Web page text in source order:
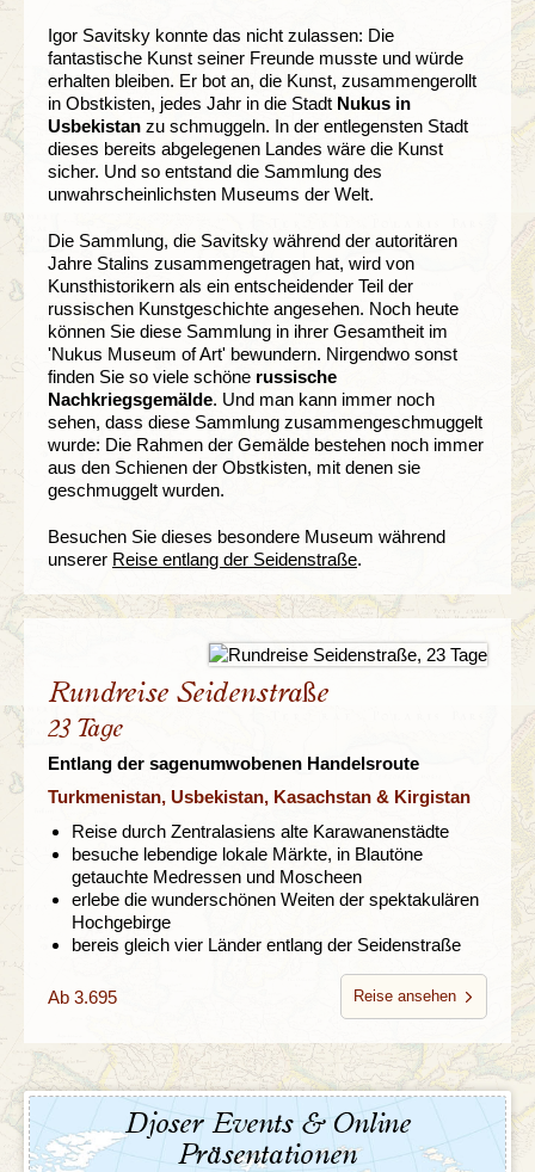
Igor Savitsky konnte das nicht zulassen: Die
fantastische Kunst seiner Freunde musste und würde
erhalten bleiben. Er bot an, die Kunst, zusammengerollt
in Obstkisten, jedes Jahr in die Stadt Nukus in
Usbekistan zu schmuggeln. In der entlegensten Stadt
dieses bereits abgelegenen Landes wäre die Kunst
sicher. Und so entstand die Sammlung des
unwahrscheinlichsten Museums der Welt.
Die Sammlung, die Savitsky während der autoritären
Jahre Stalins zusammengetragen hat, wird von
Kunsthistorikern als ein entscheidender Teil der
russischen Kunstgeschichte angesehen. Noch heute
können Sie diese Sammlung in ihrer Gesamtheit im
'Nukus Museum of Art' bewundern. Nirgendwo sonst
finden Sie so viele schöne russische
Nachkriegsgemälde. Und man kann immer noch
sehen, dass diese Sammlung zusammengeschmuggelt
wurde: Die Rahmen der Gemälde bestehen noch immer
aus den Schienen der Obstkisten, mit denen sie
geschmuggelt wurden.
Besuchen Sie dieses besondere Museum während
unserer Reise entlang der Seidenstraße.
Rundreise Seidenstraße
23 Tage
Entlang der sagenumwobenen Handelsroute
Turkmenistan, Usbekistan, Kasachstan & Kirgistan
Reise durch Zentralasiens alte Karawanenstädte
besuche lebendige lokale Märkte, in Blautöne
getauchte Medressen und Moscheen
erlebe die wunderschönen Weiten der spektakulären
Hochgebirge
bereis gleich vier Länder entlang der Seidenstraße
Ab 3.695 Reise ansehen
Djoser Events & Online
Präsentationen